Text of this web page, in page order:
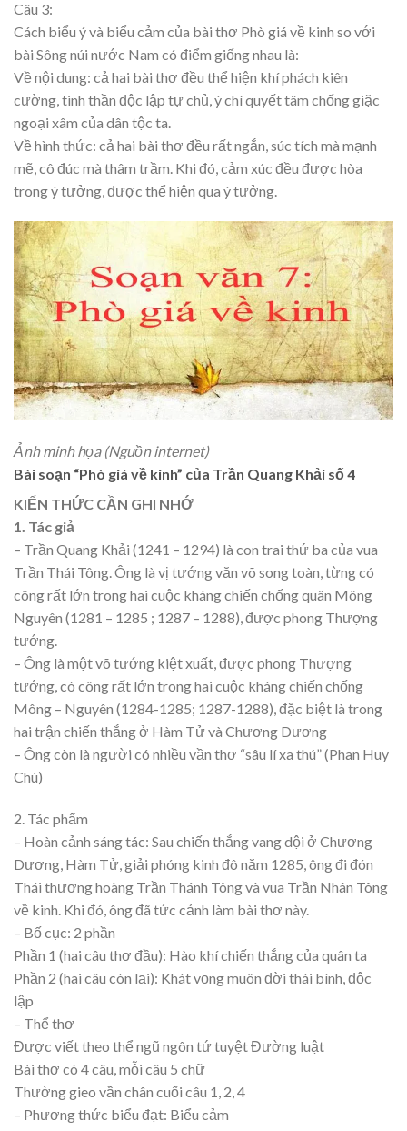
Câu 3:
Cách biểu ý và biểu cảm của bài thơ Phò giá về kinh so với
bài Sông núi nước Nam có điểm giống nhau là:
Về nội dung: cả hai bài thơ đều thể hiện khí phách kiên
cường, tinh thần độc lập tự chủ, ý chí quyết tâm chống giặc
ngoại xâm của dân tộc ta.
Về hình thức: cả hai bài thơ đều rất ngắn, súc tích mà mạnh
mẽ, cô đúc mà thâm trầm. Khi đó, cảm xúc đều được hòa
trong ý tưởng, được thể hiện qua ý tưởng.
Ảnh minh họa (Nguồn internet)
Bài soạn “Phò giá về kinh” của Trần Quang Khải số 4
KIẾN THỨC CẦN GHI NHỚ
1. Tác giả
– Trần Quang Khải (1241 – 1294) là con trai thứ ba của vua
Trần Thái Tông. Ông là vị tướng văn võ song toàn, từng có
công rất lớn trong hai cuộc kháng chiến chống quân Mông
Nguyên (1281 – 1285 ; 1287 – 1288), được phong Thượng
tướng.
– Ông là một võ tướng kiệt xuất, được phong Thượng
tướng, có công rất lớn trong hai cuộc kháng chiến chống
Mông – Nguyên (1284-1285; 1287-1288), đặc biệt là trong
hai trận chiến thắng ở Hàm Tử và Chương Dương
– Ông còn là người có nhiều vần thơ “sâu lí xa thú” (Phan Huy
Chú)
2. Tác phẩm
– Hoàn cảnh sáng tác: Sau chiến thắng vang dội ở Chương
Dương, Hàm Tử, giải phóng kinh đô năm 1285, ông đi đón
Thái thượng hoàng Trần Thánh Tông và vua Trần Nhân Tông
về kinh. Khi đó, ông đã tức cảnh làm bài thơ này.
– Bố cục: 2 phần
Phần 1 (hai câu thơ đầu): Hào khí chiến thắng của quân ta
Phần 2 (hai câu còn lại): Khát vọng muôn đời thái bình, độc
lập
– Thể thơ
Được viết theo thể ngũ ngôn tứ tuyệt Đường luật
Bài thơ có 4 câu, mỗi câu 5 chữ
Thường gieo vần chân cuối câu 1, 2, 4
– Phương thức biểu đạt: Biểu cảm